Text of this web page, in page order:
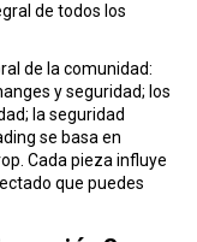
de todos los
de la comunidad:
y seguridad; los
la seguridad
se basa en
Cada pieza influye
que puedes